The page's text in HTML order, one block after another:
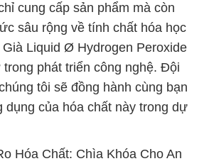
cung cấp sản phẩm mà còn
sâu rộng về tính chất hóa học
Liquid Ø Hydrogen Peroxide
phát triển công nghệ. Đội
tôi sẽ đồng hành cùng bạn
dụng của hóa chất này trong dự
Hóa Chất: Chìa Khóa Cho An